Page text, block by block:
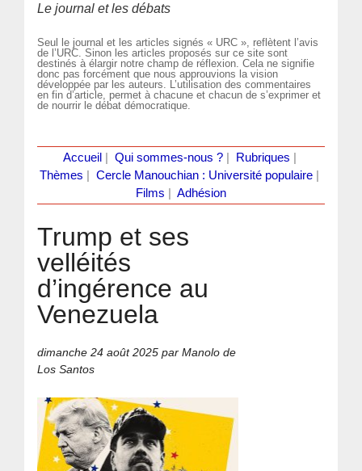
Le journal et les débats
Seul le journal et les articles signés « URC », reflètent l’avis
de l’URC. Sinon les articles proposés sur ce site sont
destinés à élargir notre champ de réflexion. Cela ne signifie
donc pas forcément que nous approuvions la vision
développée par les auteurs. L’utilisation des commentaires
en fin d’article, permet à chacune et chacun de s’exprimer et
de nourrir le débat démocratique.
Accueil Qui sommes-nous ?| Rubriques
Thèmes
Cercle Manouchian : Université populaire
Films
Adhésion
Trump et ses
velléités
d’ingérence au
Venezuela
dimanche 24 août 2025 par Manolo de
Los Santos